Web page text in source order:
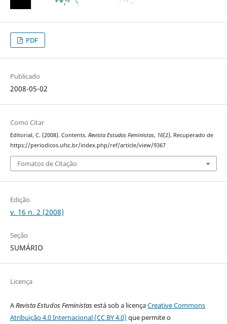
PDF
Publicado
2008-05-02
Como Citar
Editorial, C. (2008). Contents. Revista Estudos Feministas, 16(2). Recuperado de
https://periodicos.ufsc.br/index.php/ref/article/view/9367
Fomatos de Citação
Edição
v. 16 n. 2 (2008)
Seção
SUMÁRIO
Licença
ARevista Estudos Feministasestá sob a licençaCreative Commons
Atribuição 4.0 Internacional (CC BY 4.0) que permite o